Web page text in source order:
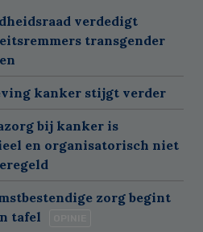
verdedigt
transgender
kanker stijgt verder
bij kanker is
en organisatorisch niet
zorg begint
tafel